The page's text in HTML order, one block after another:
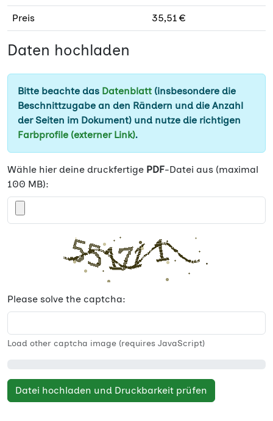
Preis 35,51 €
Daten hochladen
Bitte beachte das Datenblatt (insbesondere die
Beschnittzugabe an den Rändern und die Anzahl
der Seiten im Dokument) und nutze die richtigen
Farbprofile (externer Link).
Wähle hier deine druckfertige PDF-Datei aus (maximal
100 MB):
Please solve the captcha:
Load other captcha image (requires JavaScript)
Datei hochladen und Druckbarkeit prüfen